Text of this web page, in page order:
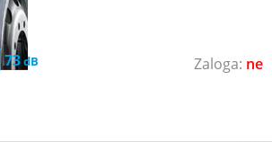
ne
73